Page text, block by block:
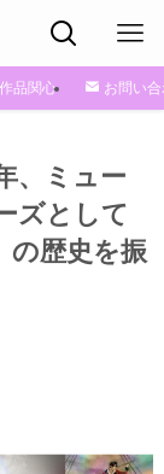
作品関心 お問い
、ミュー
ズとして
歴史を振